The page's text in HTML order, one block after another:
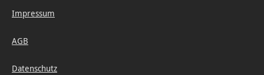
Impressum
AGB
Datenschutz